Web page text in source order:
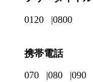
0120 0800
携帯電話
070 080 090